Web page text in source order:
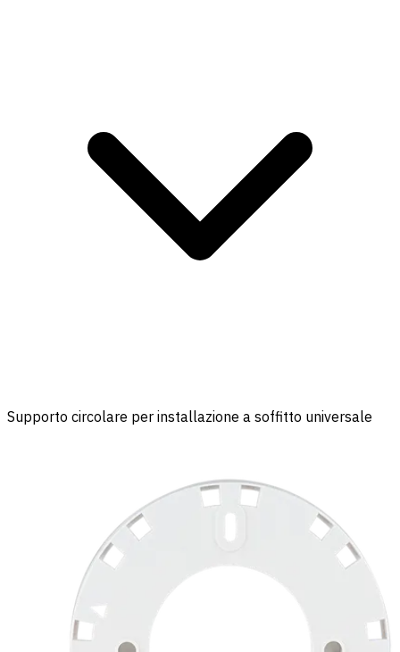
Supporto circolare per installazione a soffitto universale